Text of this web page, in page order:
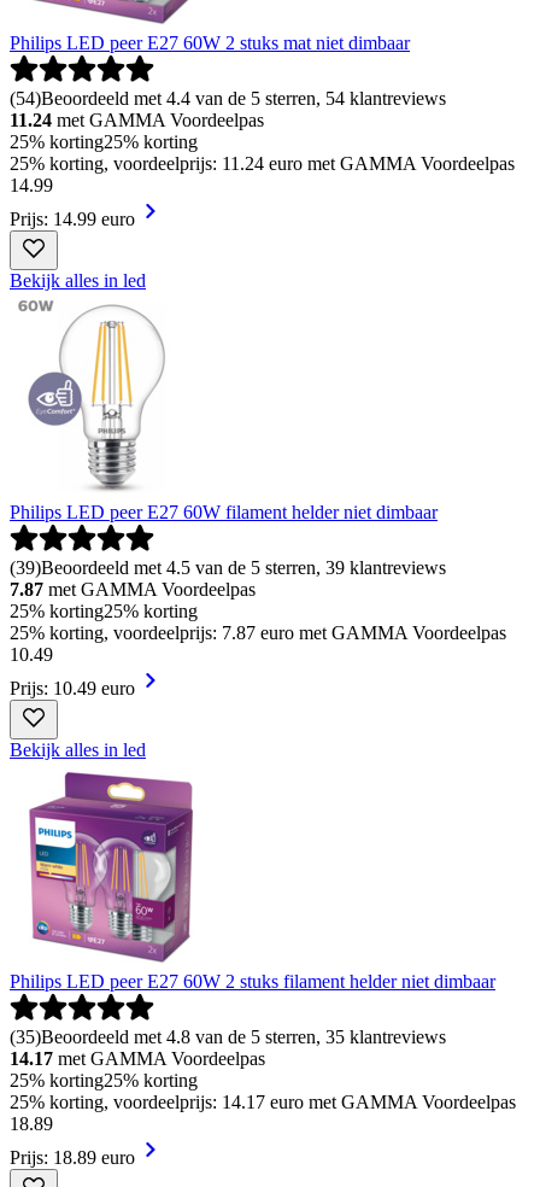
Philips LED peer E27 60W 2 stuks mat niet dimbaar
(54)Beoordeeld met 4.4 van de 5 sterren, 54 klantreviews
11.24 met GAMMA Voordeelpas
25% korting25% korting
25% korting, voordeelprijs: 11.24 euro met GAMMA Voordeelpas
14.99
Prijs: 14.99 euro
Bekijk alles in led
Philips LED peer E27 60W filament helder niet dimbaar
(39)Beoordeeld met 4.5 van de 5 sterren, 39 klantreviews
7.87 met GAMMA Voordeelpas
25% korting25% korting
25% korting, voordeelprijs: 7.87 euro met GAMMA Voordeelpas
10.49
Prijs: 10.49 euro
Bekijk alles in led
Philips LED peer E27 60W 2 stuks filament helder niet dimbaar
(35)Beoordeeld met 4.8 van de 5 sterren, 35 klantreviews
14.17 met GAMMA Voordeelpas
25% korting25% korting
25% korting, voordeelprijs: 14.17 euro met GAMMA Voordeelpas
18.89
Prijs: 18.89 euro